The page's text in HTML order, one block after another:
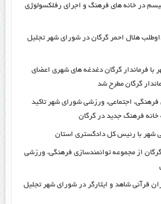
در خانه های فرهنگ و اجرای رفلکسولوژی
هلال احمر گرگان در شورای شهر تجلیل
با فرماندار گرگان دغدغه های شهری اعضای
گرگان مطرح شد
اجتماعی، ورزشی شورای شهر تاکید
خانه فرهنگ جدید در گرگان
شهر با رئیس کل دادگستری استان
از مجموعه توانمندسازی فرهنگی، ورزشی
قرآنی شاهد و ایثارگر در شورای شهر تجلیل